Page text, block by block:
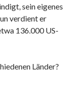
sein eigenes
verdient er
136.000 US-
Länder?